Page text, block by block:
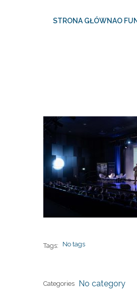
STRONA GŁÓWNAO
Tags: No tags
Categories No category